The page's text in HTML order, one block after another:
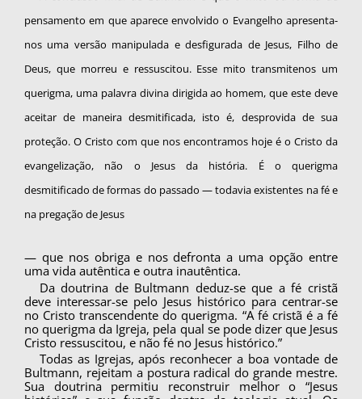
pensamento em que aparece envol­vido o Evangelho apresenta-
nos uma versão ma­nipulada e desfigurada de Jesus, Filho de
Deus, que morreu e ressuscitou. Esse mito transmite­nos um
querigma, uma palavra divina dirigida ao homem, que este deve
aceitar de maneira desmitificada, isto é, desprovida de sua
proteção. O Cristo com que nos encontramos hoje é o Cris­to da
evangelização, não o Jesus da história. É o querigma
desmitificado de formas do passado — todavia existentes na fé e
na pregação de Jesus
— que nos obriga e nos defronta a uma opção entre
uma vida autêntica e outra inautêntica.
Da doutrina de Bultmann deduz-se que a fé cristã
deve interessar-se pelo Jesus histórico para centrar-se
no Cristo transcendente do querigma. “A fé cristã é a fé
no querigma da Igreja, pela qual se pode dizer que Jesus
Cristo ressuscitou, e não fé no Jesus histórico.”
Todas as Igrejas, após reconhecer a boa von­tade de
Bultmann, rejeitam a postura radical do grande mestre.
Sua doutrina permitiu reconstruir melhor o “Jesus